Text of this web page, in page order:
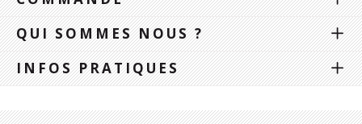
QUI SOMMES NOUS ?
INFOS PRATIQUES